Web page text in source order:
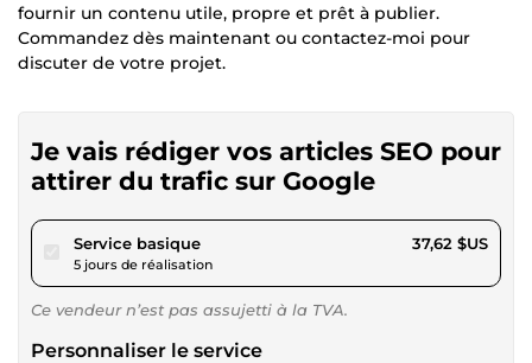
fournir un contenu utile, propre et prêt à publier.
Commandez dès maintenant ou contactez-moi pour
discuter de votre projet.
Je vais rédiger vos articles SEO pour
attirer du trafic sur Google
Service basiquepour 34,67 $US
5 jours de réalisation
37,62 $US
Ce vendeur n’est pas assujetti à la TVA.
Personnaliser le service